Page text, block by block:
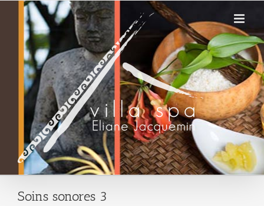
Soins sonores 3